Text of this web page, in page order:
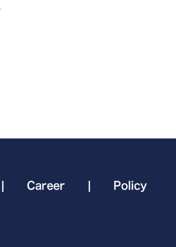
Career Policy